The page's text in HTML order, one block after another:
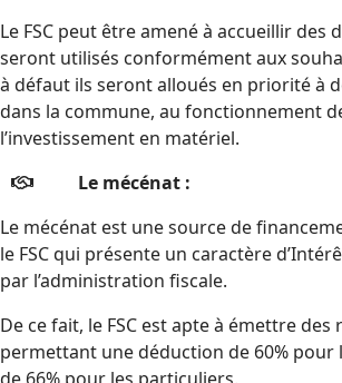
Le FSC peut être amené à accueillir des
seront utilisés conformément aux
à défaut ils seront alloués en priorité à
dans la commune, au fonctionnement
l’investissement en matériel.
Le mécénat :
Le mécénat est une source de
le FSC qui présente un caractère
par l’administration fiscale.
De ce fait, le FSC est apte à émettre des
permettant une déduction de 60% pour